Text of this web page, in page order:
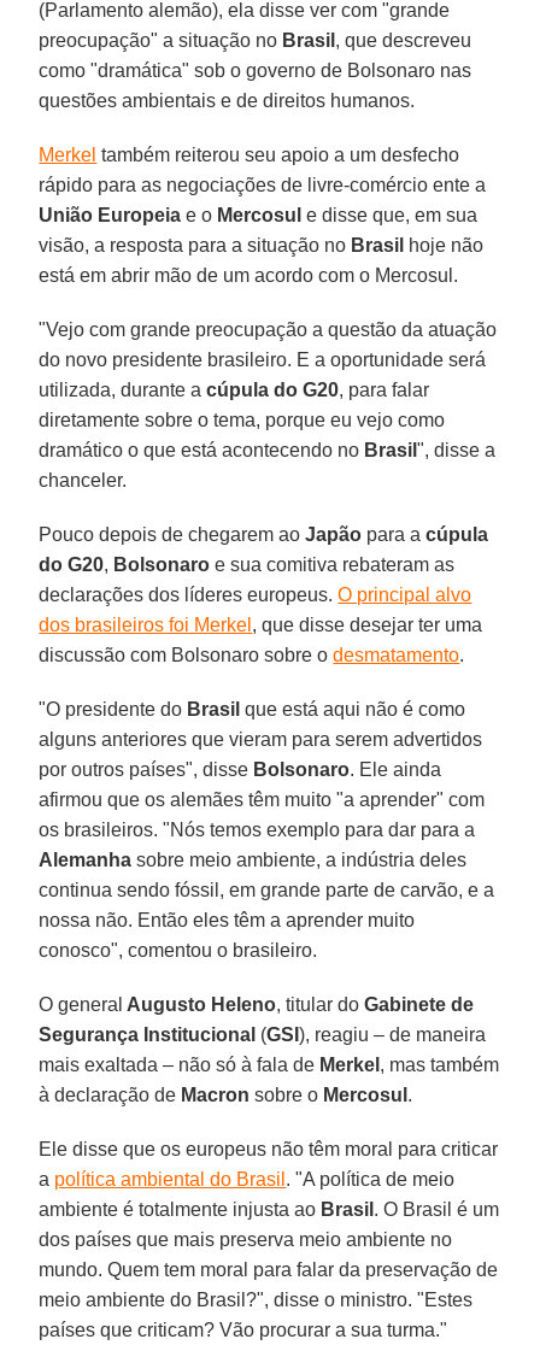
(Parlamento alemão), ela disse ver com "grande
preocupação" a situação no Brasil , que descreveu
como "dramática" sob o governo de Bolsonaro nas
questões ambientais e de direitos humanos.
Merkel também reiterou seu apoio a um desfecho
rápido para as negociações de livre-comércio ente a
União Europeia e o Mercosul e disse que, em sua
visão, a resposta para a situação no Brasil hoje não
está em abrir mão de um acordo com o Mercosul.
"Vejo com grande preocupação a questão da atuação
do novo presidente brasileiro. E a oportunidade será
utilizada, durante acúpula do G20, para falar
diretamente sobre o tema, porque eu vejo como
dramático o que está acontecendo no Brasil", disse a
chanceler.
Pouco depois de chegarem aoJapão para acúpula
do G20, Bolsonaro e sua comitiva rebateram as
declarações dos líderes europeus.O principal alvo
dos brasileiros foi Merkel , que disse desejar ter uma
discussão com Bolsonaro sobre odesmatamento.
"O presidente do Brasil que está aqui não é como
alguns anteriores que vieram para serem advertidos
por outros países", disse Bolsonaro. Ele ainda
afirmou que os alemães têm muito "a aprender" com
os brasileiros. "Nós temos exemplo para dar para a
Alemanha sobre meio ambiente, a indústria deles
continua sendo fóssil, em grande parte de carvão, e a
nossa não. Então eles têm a aprender muito
conosco", comentou o brasileiro.
O general Augusto Heleno, titular doGabinete de
Segurança Institucional (GSI), reagiu – de maneira
mais exaltada – não só à fala de Merkel , mas também
à declaração de Macron sobre o Mercosul .
Ele disse que os europeus não têm moral para criticar
a política ambiental do Brasil . "A política de meio
ambiente é totalmente injusta ao Brasil . O Brasil é um
dos países que mais preserva meio ambiente no
mundo. Quem tem moral para falar da preservação de
meio ambiente do Brasil?", disse o ministro. "Estes
países que criticam? Vão procurar a sua turma."